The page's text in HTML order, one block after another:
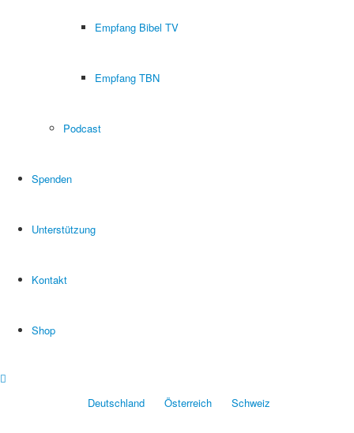
Empfang Bibel TV
Empfang TBN
Podcast
Spenden
Unterstützung
Kontakt
Shop
Deutschland Österreich Schweiz